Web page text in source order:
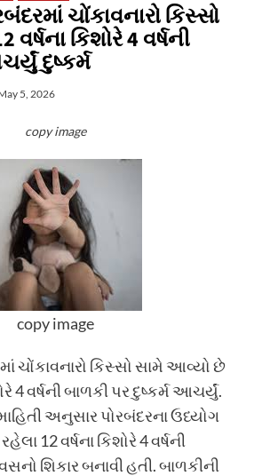
ચોંકાવનારો કિસ્સો
કિશોરે 4 વર્ષની
દુષ્કર્મ
5, 2026
copy image
copy image
ચોંકાવનારો કિસ્સો સામે આવ્યો છે
4 વર્ષની બાળકી પર દુષ્કર્મ આચર્યું.
અનુસાર પોરબંદરના ઉધ્યોગ
12 વર્ષના કિશોરે 4 વર્ષની
શિકાર બનાવી હતી. બાળકીની